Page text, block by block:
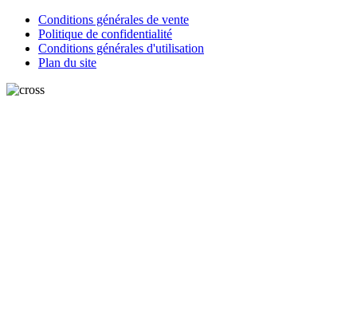
Conditions générales de vente
Politique de confidentialité
Conditions générales d'utilisation
Plan du site